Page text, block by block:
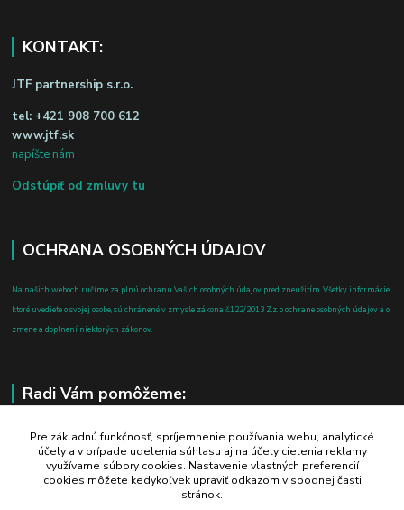
KONTAKT:
JTF partnership s.r.o.
tel: +421 908 700 612
www.jtf.sk
napíšte nám
Odstúpiť od zmluvy tu
OCHRANA OSOBNÝCH ÚDAJOV
Na našich weboch ručíme za plnú ochranu Vašich osobných údajov pred zneužitím. Všetky informácie,
ktoré uvediete o svojej osobe, sú chránené v zmysle zákona č.122/2013 Z.z. o ochrane osobných údajov a o
zmene a doplnení niektorých zákonov.
Radi Vám pomôžeme:
+421 908 700 612
po-pia: 8.00 - 16.00
business@jtf.sk
Pre základnú funkčnosť, spríjemnenie používania webu, analytické
účely a v prípade udelenia súhlasu aj na účely cielenia reklamy
využívame súbory cookies. Nastavenie vlastných preferencií
cookies môžete kedykoľvek upraviť odkazom v spodnej časti
stránok.